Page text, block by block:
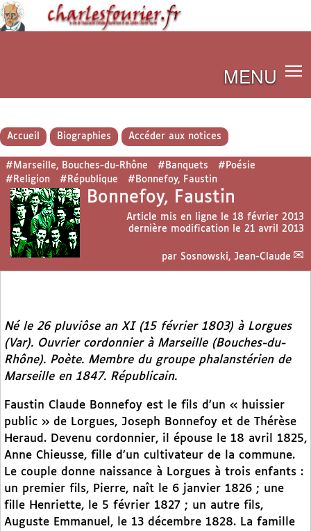
MENU
Accueil Biographies Accéder aux notices
#Marseille, Bouches-du-Rhône #Banquets
#Poésie
#Religion
#République #Bonnefoy, Faustin
Bonnefoy, Faustin
Article mis en ligne le 18 février 2013
dernière modification le 21 avril 2013
par Sosnowski, Jean-Claude
Né le 26 pluviôse an XI (15 février 1803) à Lorgues
(Var). Ouvrier cordonnier à Marseille (Bouches-du-
Rhône). Poète. Membre du groupe phalanstérien de
Marseille en 1847. Républicain.
Faustin Claude Bonnefoy est le fils d’un « huissier
public » de Lorgues, Joseph Bonnefoy et de Thérèse
Heraud. Devenu cordonnier, il épouse le 18 avril 1825,
Anne Chieusse, fille d’un cultivateur de la commune.
Le couple donne naissance à Lorgues à trois enfants :
un premier fils, Pierre, naît le 6 janvier 1826 ; une
fille Henriette, le 5 février 1827 ; un autre fils,
Auguste Emmanuel, le 13 décembre 1828. La famille